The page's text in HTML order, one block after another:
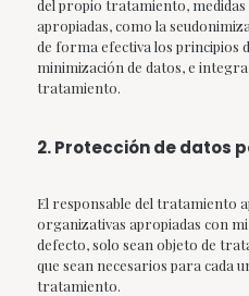
del propio tratamiento,
apropiadas, como la
de forma efectiva los principios
minimización de datos, e
tratamiento.
2. Protección de datos
El responsable del tratamiento
organizativas apropiadas con
defecto, solo sean objeto de
que sean necesarios para cada
tratamiento.